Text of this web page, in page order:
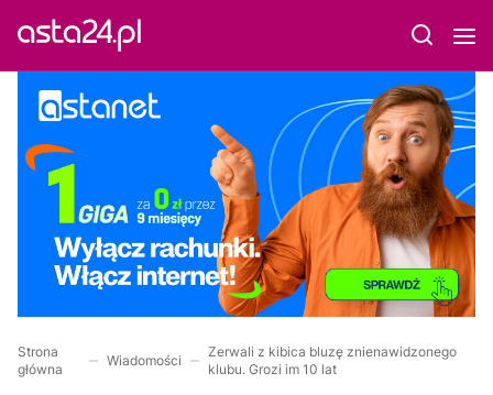
Strona
główna
Wiadomości
Zerwali z kibica bluzę znienawidzonego
klubu. Grozi im 10 lat